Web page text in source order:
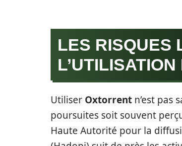
LES RISQUES
Utiliser Oxtorrent n’est pas
poursuites soit souvent
Haute Autorité pour la